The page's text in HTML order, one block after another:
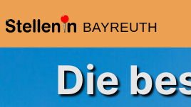
BAYREUTH
Die